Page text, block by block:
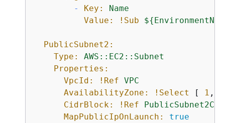
-
Key:
Name
Value:
!Sub ${
PublicSubnet2:
Type:
AWS::EC2::Subnet
Properties:
VpcId:
!Ref VPC
AvailabilityZone:
!Select [ 1 ,
CidrBlock:
!Ref
MapPublicIpOnLaunch:
true